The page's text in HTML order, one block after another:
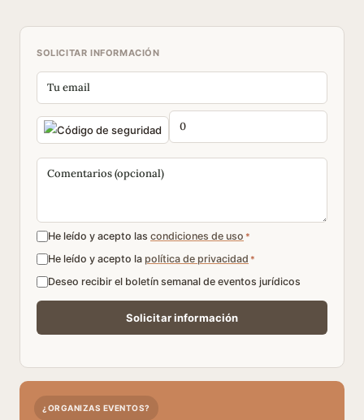
SOLICITAR INFORMACIÓN
He leído y acepto las condiciones de uso *
He leído y acepto la política de privacidad *
Deseo recibir el boletín semanal de eventos jurídicos
¿ORGANIZAS EVENTOS?